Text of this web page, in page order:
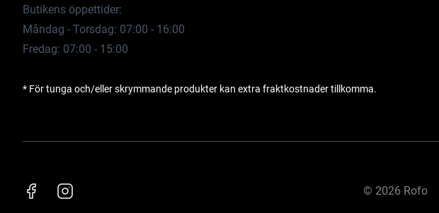
Butikens öppettider:
Måndag - Torsdag: 07:00 - 16:00
Fredag: 07:00 - 15:00
* För tunga och/eller skrymmande produkter kan extra fraktkostnader tillkomma.
© 2026 Rofo